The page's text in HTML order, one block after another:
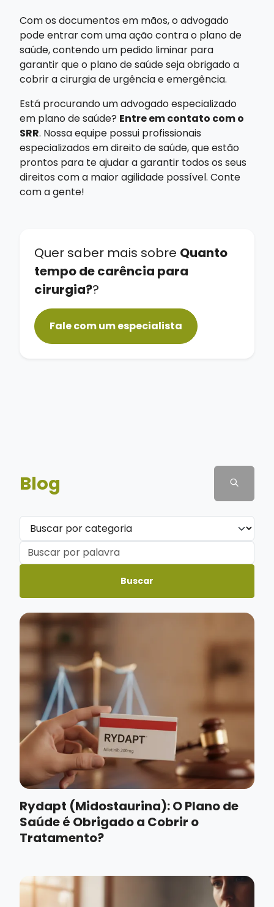
Com os documentos em mãos, o advogado
pode entrar com uma ação contra o plano de
saúde, contendo um pedido liminar para
garantir que o plano de saúde seja obrigado a
cobrir a cirurgia de urgência e emergência.
Está procurando um advogado especializado
em plano de saúde? Entre em contato com o
SRR. Nossa equipe possui profissionais
especializados em direito de saúde, que estão
prontos para te ajudar a garantir todos os seus
direitos com a maior agilidade possível. Conte
com a gente!
Quer saber mais sobre Quanto
tempo de carência para
cirurgia??
Fale com um especialista
Blog
Buscar
Rydapt (Midostaurina): O Plano de
Saúde é Obrigado a Cobrir o
Tratamento?